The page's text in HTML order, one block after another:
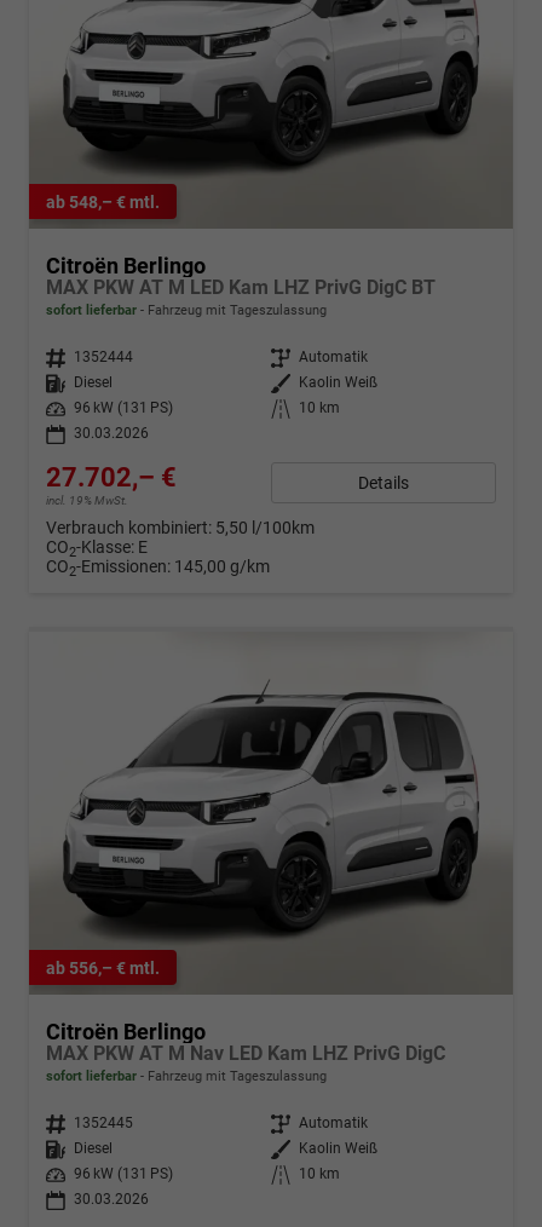
ab 548,– € mtl.
Citroën Berlingo
MAX PKW AT M LED Kam LHZ PrivG DigC BT
sofort lieferbar Fahrzeug mit Tageszulassung
Fahrzeugnr. 1352444 Getriebe Automatik
Kraftstoff
Diesel Außenfarbe
Kaolin Weiß
Leistung
96 kW (131 PS) Kilometerstand
10 km
30.03.2026
27.702,– €
incl. 19% MwSt.
Details
Verbrauch kombiniert: 5,50 l/100km
CO2-Klasse: E
CO2-Emissionen: 145,00 g/km
ab 556,– € mtl.
Citroën Berlingo
MAX PKW AT M Nav LED Kam LHZ PrivG DigC
sofort lieferbar Fahrzeug mit Tageszulassung
Fahrzeugnr. 1352445 Getriebe Automatik
Kraftstoff
Diesel Außenfarbe
Kaolin Weiß
Leistung
96 kW (131 PS) Kilometerstand
10 km
30.03.2026